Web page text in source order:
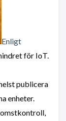
Enligt
för IoT.
publicera
enheter.